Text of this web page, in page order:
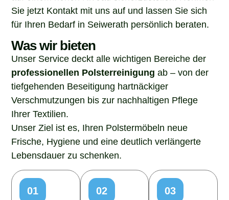
Sie jetzt Kontakt mit uns auf und lassen Sie sich
für Ihren Bedarf in Seiwerath persönlich beraten.
Was wir bieten
Unser Service deckt alle wichtigen Bereiche der
professionellen Polsterreinigung ab – von der
tiefgehenden Beseitigung hartnäckiger
Verschmutzungen bis zur nachhaltigen Pflege
Ihrer Textilien.
Unser Ziel ist es, Ihren Polstermöbeln neue
Frische, Hygiene und eine deutlich verlängerte
Lebensdauer zu schenken.
01
02
03